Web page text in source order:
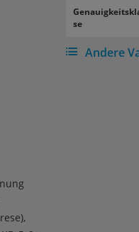
se
Andere